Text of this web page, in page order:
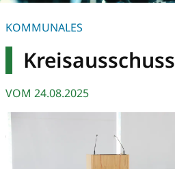
KOMMUNALES
Kreisausschuss
VOM 24.08.2025